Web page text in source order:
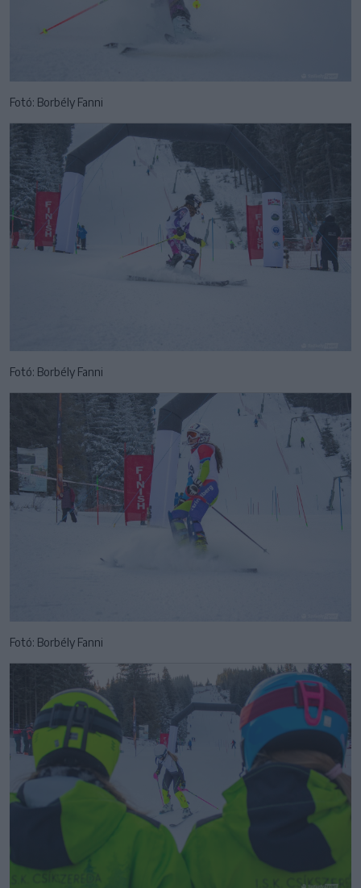
Fotó: Borbély Fanni
Fotó: Borbély Fanni
Fotó: Borbély Fanni